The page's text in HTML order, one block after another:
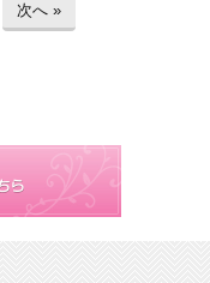
次へ »